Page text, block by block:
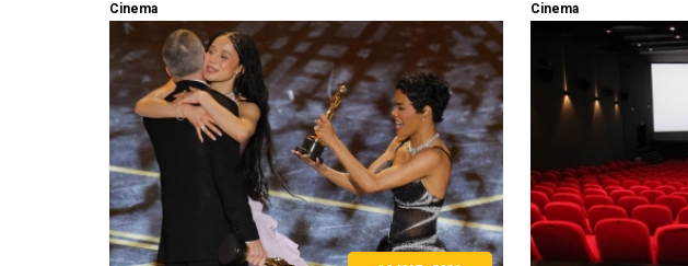
Cinema Cinema